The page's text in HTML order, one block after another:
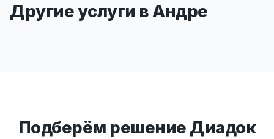
Другие услуги в Андре
Подберём решение Диадок